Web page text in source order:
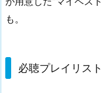
も。
必聴プレイリス